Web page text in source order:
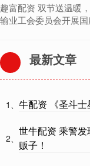
趣富配资 双节送温暖
输业工会委员会开展
最新文章
1、 牛配资 《圣斗
2、
世牛配资 乘警
贩子！